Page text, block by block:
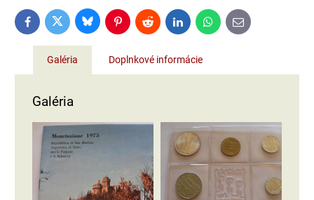
FacebookTwitter BlueskyPinterestReddit LinkedInWhatsApp
E-
mail
Galéria Doplnkové informácie
Galéria